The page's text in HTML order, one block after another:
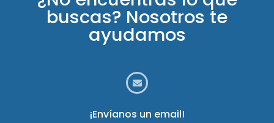
buscas? Nosotros te
ayudamos
¡Envíanos un email!